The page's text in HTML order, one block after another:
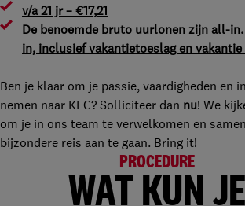
v/a 21 jr – €17,21
De benoemde bruto uurlonen zijn all-
in, inclusief vakantietoeslag en vakantie
Ben je klaar om je passie, vaardigheden en
nemen naar KFC? Solliciteer dan nu! We
om je in ons team te verwelkomen en
bijzondere reis aan te gaan. Bring it!
PROCEDURE
WAT KUN JE